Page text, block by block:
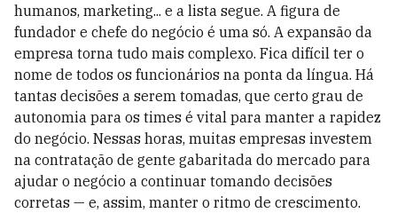
humanos, marketing... e a lista segue. A figura de
fundador e chefe do negócio é uma só. A expansão da
empresa torna tudo mais complexo. Fica difícil ter o
nome de todos os funcionários na ponta da língua. Há
tantas decisões a serem tomadas, que certo grau de
autonomia para os times é vital para manter a rapidez
do negócio. Nessas horas, muitas empresas investem
na contratação de gente gabaritada do mercado para
ajudar o negócio a continuar tomando decisões
corretas — e, assim, manter o ritmo de crescimento.